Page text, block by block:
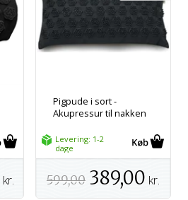
kr.
Pigpude i sort -
Akupressur til nakken
Levering: 1-2
dage
599,00 389,00 kr.